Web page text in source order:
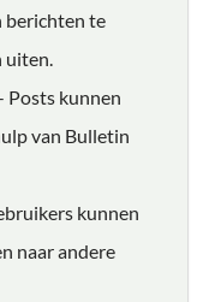
berichten te
uiten.
Posts kunnen
van Bulletin
kunnen
naar andere